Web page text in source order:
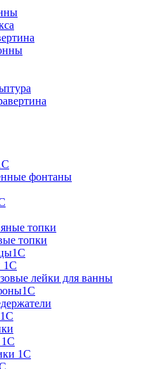
фонтаны
топки
топки
1С
лейки для ванны
1С
1С